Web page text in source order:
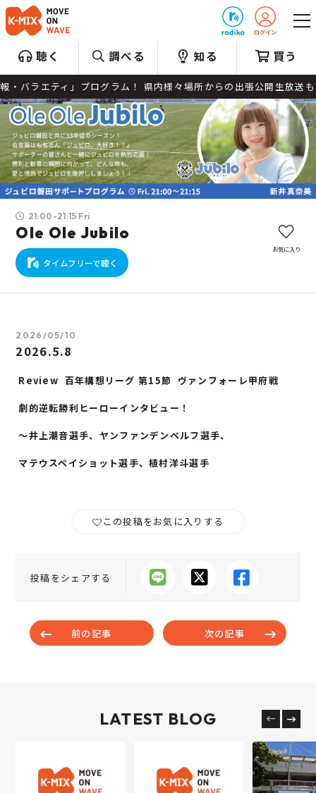
聴く 調べる 知る 買う
ラエティ」プログラム！ 県内様々場所からの出張公開生放送も
21:00-21:15 Fri
Ole Ole Jubilo
タイムフリーで聴く
お気に入り
2026/05/10
2026.5.8
Review 百年構想リーグ第15節 ヴァンフォーレ甲府戦
劇的逆転勝利ヒーローインタビュー！
〜井上潮音選手、ヤンファンデンベルフ選手、
マテウスペイショット選手、植村洋斗選手
この投稿をお気に入りする
投稿をシェアする
前の記事 次の記事
LATEST BLOG